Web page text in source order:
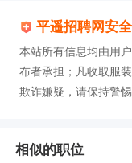
平遥招聘网安
本站所有信息均由用
布者承担；凡收取服
欺诈嫌疑，请保持警惕
相似的职位